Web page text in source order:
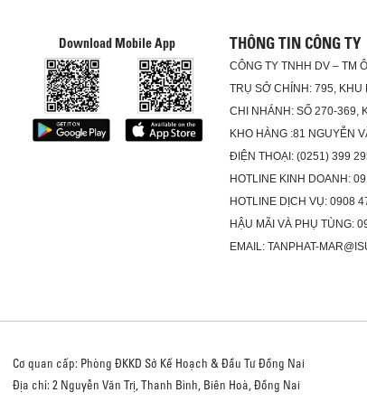
Download Mobile App THÔNG TIN CÔNG TY
CÔNG TY TNHH DV – TM
TRỤ SỞ CHÍNH: 795, KHU
CHI NHÁNH: SỐ 270-369,
KHO HÀNG :81 NGUYỄN
ĐIỆN THOẠI: (0251) 399
HOTLINE KINH DOANH:
HOTLINE DỊCH VỤ: 0908
HẬU MÃI VÀ PHỤ TÙNG:
EMAIL: TANPHAT-
Cơ quan cấp: Phòng ĐKKD Sở Kế Hoạch & Đầu Tư Đồng Nai
Địa chỉ: 2 Nguyễn Văn Trị, Thanh Bình, Biên Hoà, Đồng Nai